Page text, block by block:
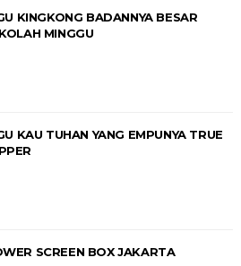
KINGKONG BADANNYA BESAR
MINGGU
KAU TUHAN YANG EMPUNYA TRUE
SCREEN BOX JAKARTA